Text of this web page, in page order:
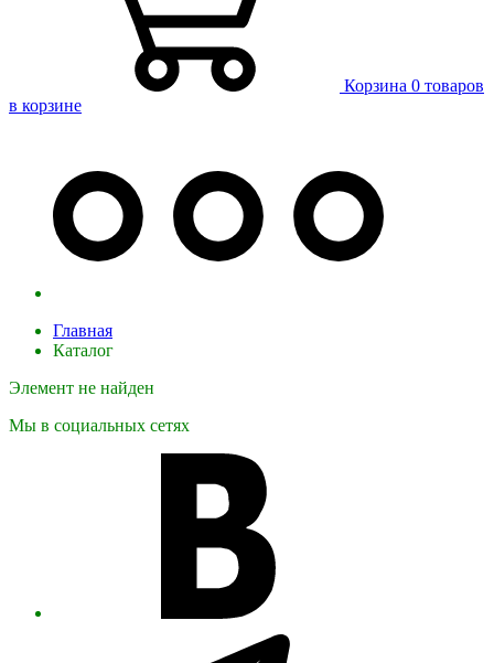
Корзина 0 товаров
в корзине
Главная
Каталог
Элемент не найден
Мы в социальных сетях